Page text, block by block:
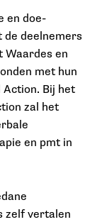
en doe-
deelnemers
en
met hun
Bij het
zal het
en pmt in
zelf vertalen